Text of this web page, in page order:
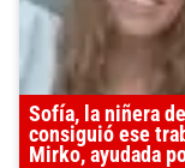
Sofía, la niñera
consiguió ese
Mirko, ayudada